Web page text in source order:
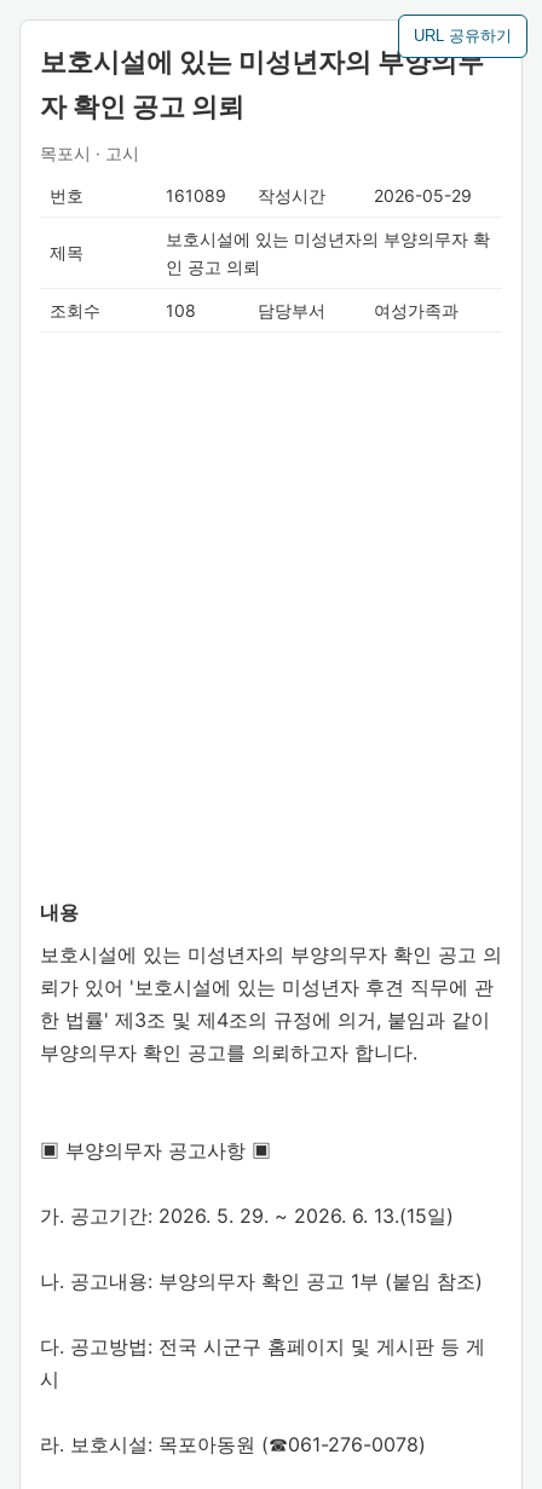
URL 공유하기
보호시설에 있는 미성년자의 부양의무
자 확인 공고 의뢰
목포시 · 고시
번호 161089 작성시간 2026-05-29
제목
보호시설에 있는 미성년자의 부양의무자 확
인 공고 의뢰
조회수 108 담당부서 여성가족과
내용
보호시설에 있는 미성년자의 부양의무자 확인 공고 의
뢰가 있어 '보호시설에 있는 미성년자 후견 직무에 관
한 법률' 제3조 및 제4조의 규정에 의거, 붙임과 같이
부양의무자 확인 공고를 의뢰하고자 합니다.
▣ 부양의무자 공고사항 ▣
가. 공고기간: 2026. 5. 29. ~ 2026. 6. 13.(15일)
나. 공고내용: 부양의무자 확인 공고 1부 (붙임 참조)
다. 공고방법: 전국 시군구 홈페이지 및 게시판 등 게
시
라. 보호시설: 목포아동원 (☎061-276-0078)